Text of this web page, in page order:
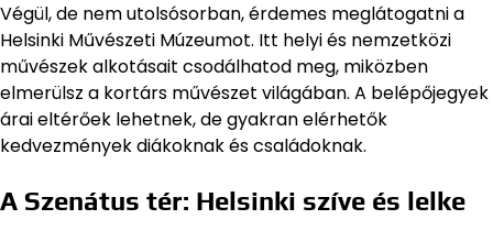
Végül, de nem utolsósorban, érdemes meglátogatni a
Helsinki Művészeti Múzeumot. Itt helyi és nemzetközi
művészek alkotásait csodálhatod meg, miközben
elmerülsz a kortárs művészet világában. A belépőjegyek
árai eltérőek lehetnek, de gyakran elérhetők
kedvezmények diákoknak és családoknak.
A Szenátus tér: Helsinki szíve és lelke